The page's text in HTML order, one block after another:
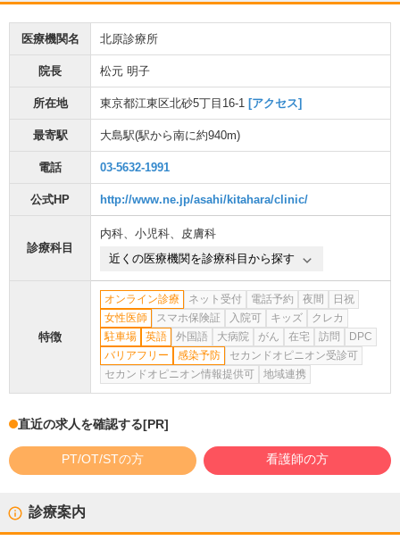
医療機関名 北原診療所
院長 松元 明子
所在地 東京都江東区北砂5丁目16-1 [アクセス]
最寄駅 大島駅(駅から南に約940m)
電話 03-5632-1991
公式HP http://www.ne.jp/asahi/kitahara/clinic/
診療科目
内科、 小児科、 皮膚科
近くの医療機関を診療科目から探す
特徴
オンライン診療 ネット受付 電話予約 夜間
日祝
女性医師
スマホ保険証 入院可 キッズ
クレカ
駐車場
英語 外国語 大病院 がん 在宅 訪問
DPC
バリアフリー
感染予防
セカンドオピニオン受診可
セカンドオピニオン情報提供可
地域連携
直近の求人を確認する[PR]
PT/OT/STの方 看護師の方
診療案内